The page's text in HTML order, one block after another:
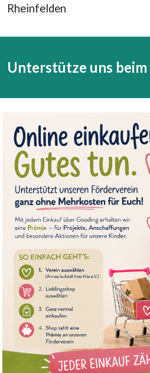
Rheinfelden
Unterstütze uns beim